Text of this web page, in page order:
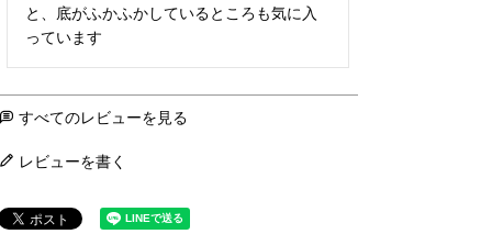
と、底がふかふかしているところも気に入
っています
すべてのレビューを見る
レビューを書く